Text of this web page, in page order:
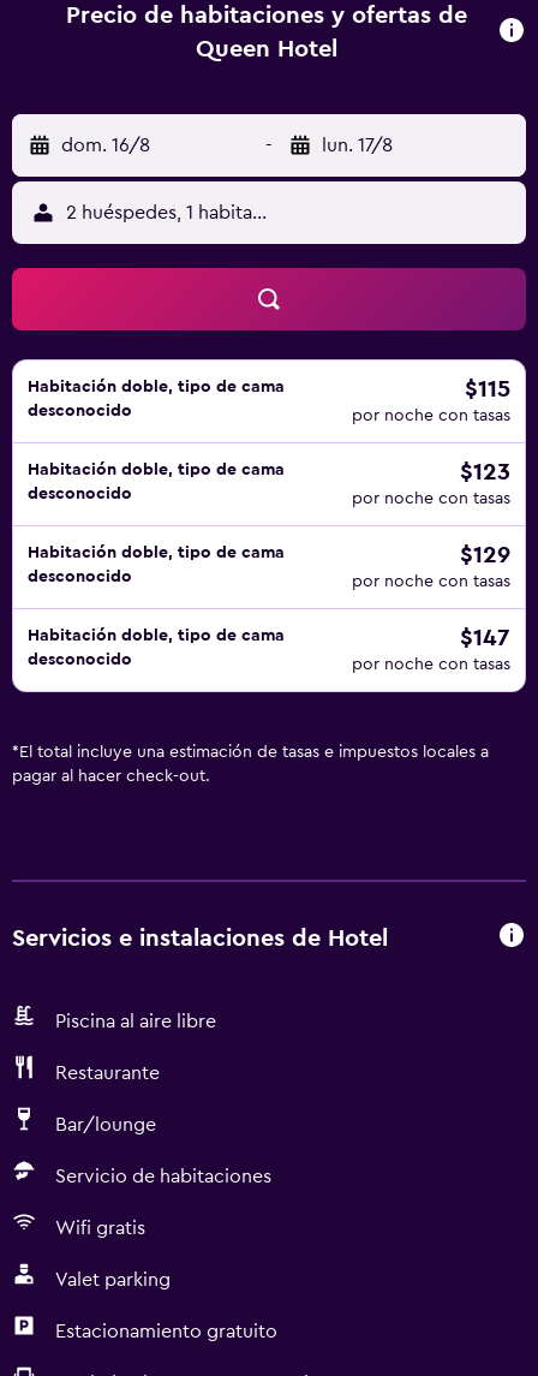
equipados con ducha, artículos de higiene personal de
diseño, bidé y secador de pelo. Este hotel en San Giovanni
tabla de planchar con plancha. En el alojamiento hay 2
piscinas al aire libre y 2 bañeras de hidromasaje. Otros
servicios de ocio y esparcimiento incluyen piscina al aire
libre de temporada. Se pueden practicar las actividades
de ocio y esparcimiento que se indican más abajo en las
instalaciones o cerca del alojamiento (es posible que se
Precio de habitaciones y ofertas de
Queen Hotel
dom. 16/8 - lun. 17/8
2 huéspedes, 1 habitación
Habitación doble, tipo de cama
desconocido
$115
por noche con tasas
Habitación doble, tipo de cama
desconocido
$123
por noche con tasas
Habitación doble, tipo de cama
desconocido
$129
por noche con tasas
Habitación doble, tipo de cama
desconocido
$147
por noche con tasas
* El total incluye una estimación de tasas e impuestos locales a
pagar al hacer check-out.
Servicios e instalaciones de Hotel
Piscina al aire libre
Restaurante
Bar/lounge
Servicio de habitaciones
Wifi gratis
Valet parking
Estacionamiento gratuito